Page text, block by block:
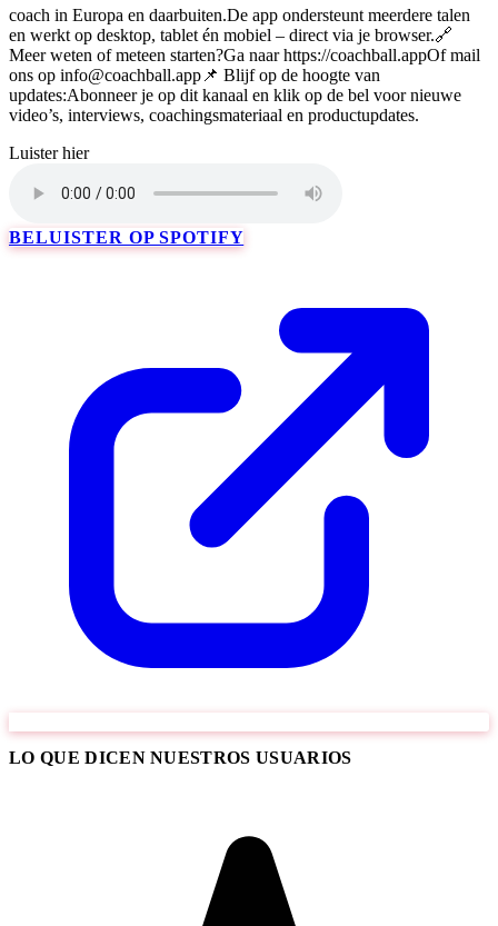
coach in Europa en daarbuiten.De app ondersteunt meerdere talen
en werkt op desktop, tablet én mobiel – direct via je browser.🔗
Meer weten of meteen starten?Ga naar https://coachball.appOf mail
ons op info@coachball.app📌 Blijf op de hoogte van
updates:Abonneer je op dit kanaal en klik op de bel voor nieuwe
video’s, interviews, coachingsmateriaal en productupdates.
Luister hier
BELUISTER OP SPOTIFY
LO QUE DICEN NUESTROS USUARIOS